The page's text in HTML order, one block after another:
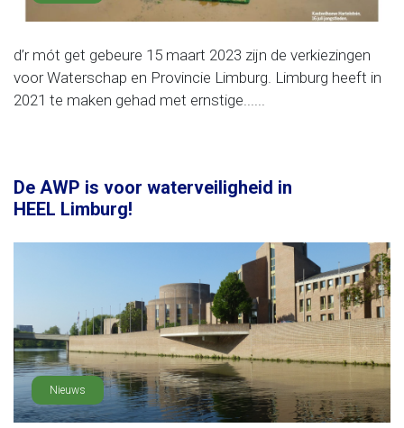
d’r mót get gebeure 15 maart 2023 zijn de verkiezingen
voor Waterschap en Provincie Limburg. Limburg heeft in
2021 te maken gehad met ernstige......
De AWP is voor waterveiligheid in
HEEL Limburg!
Nieuws